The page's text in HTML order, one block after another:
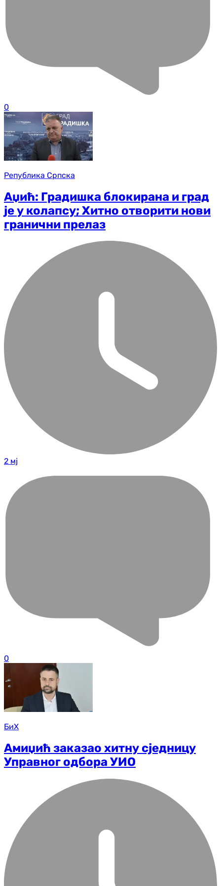
0
Република Српска
Аџић: Градишка блокирана и град
је у колапсу; Хитно отворити нови
гранични прелаз
2 мј
0
БиХ
Амиџић заказао хитну сједницу
Управног одбора УИО